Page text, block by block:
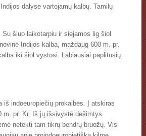
dalyse vartojamų kalbų. Tamilų
šiuo laikotarpiu ir siejamos lig šiol
Indijos kalba, maždaug 600 m. pr.
iki šiol vystosi. Labiausiai paplitusių
indoeuropiečių prokalbės. Į atskiras
m. pr. Kr. Iš jų išsivystė dešimtys
netekti tam tikrų bendrų bruožų. Vis